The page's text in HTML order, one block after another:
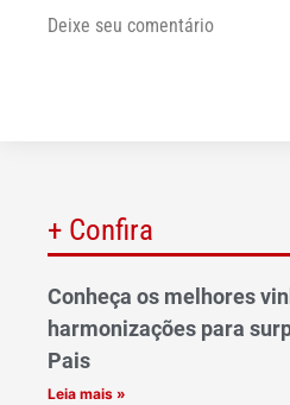
Deixe seu comentário
+ Confira
Conheça os melhores
harmonizações para
Pais
Leia mais »